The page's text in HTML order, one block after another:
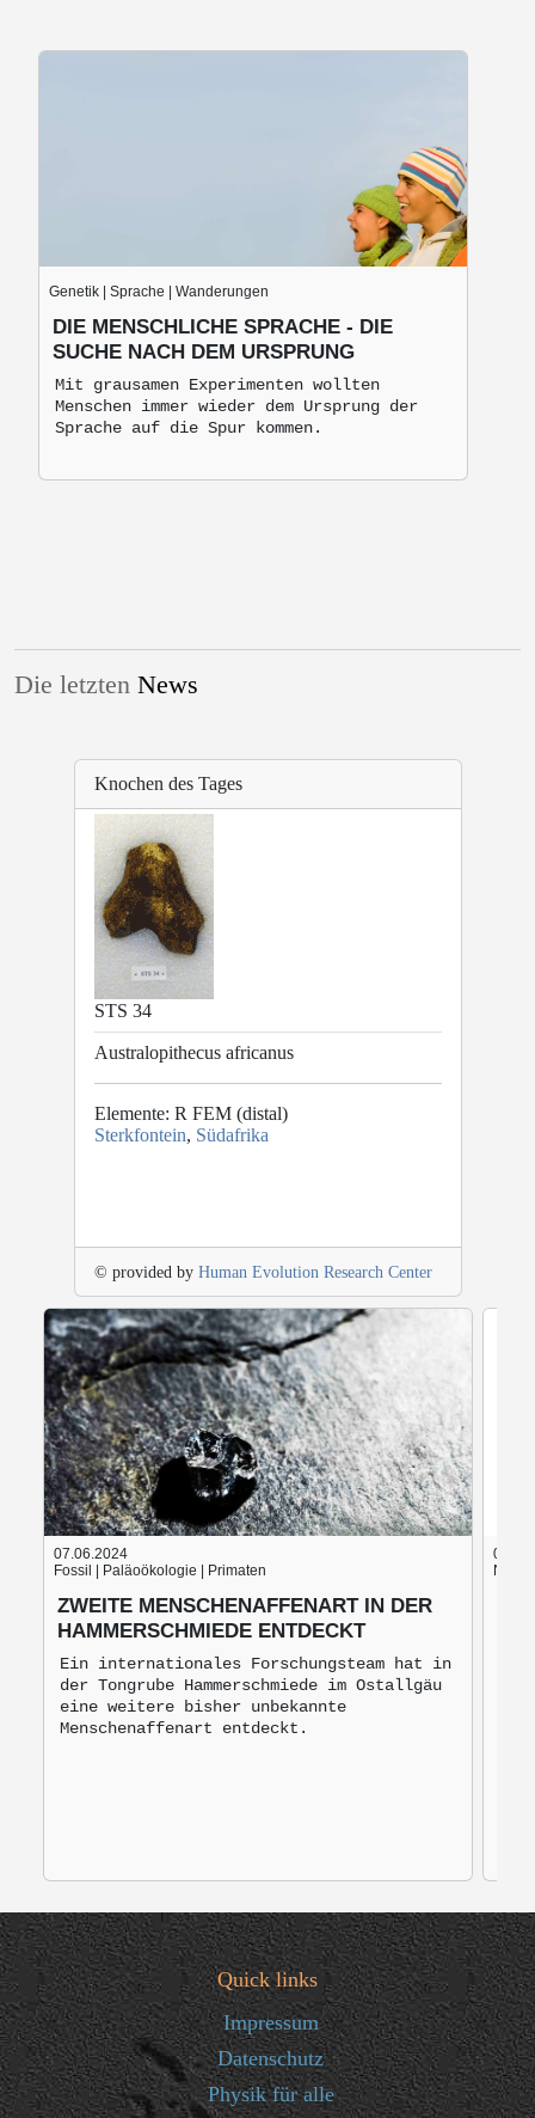
Genetik | Sprache | Wanderungen
DIE MENSCHLICHE SPRACHE - DIE
SUCHE NACH DEM URSPRUNG
Mit grausamen Experimenten wollten
Menschen immer wieder dem Ursprung der
Sprache auf die Spur kommen.
Die letzten News
Knochen des Tages
STS 34
Australopithecus africanus
Elemente: R FEM (distal)
Sterkfontein, Südafrika
© provided by Human Evolution Research Center
07.06.2024
Fossil | Paläoökologie | Primaten
ZWEITE MENSCHENAFFENART IN DER
HAMMERSCHMIEDE ENTDECKT
Ein internationales Forschungsteam hat in
der Tongrube Hammerschmiede im Ostallgäu
eine weitere bisher unbekannte
Menschenaffenart entdeckt.
Nach
Quick links
Impressum
Datenschutz
Physik für alle